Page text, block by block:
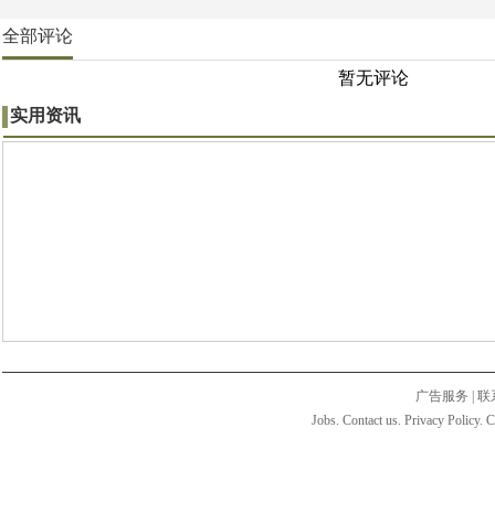
全部评论
暂无评论
实用资讯
广告服务
联
Jobs. Contact us. Privacy Policy.